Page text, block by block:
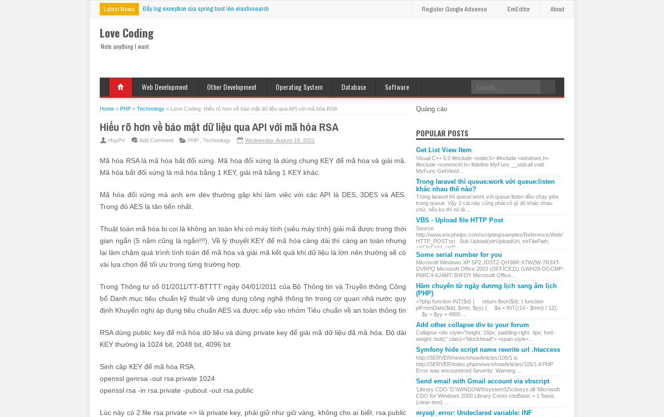
Latest News Đẩy log exception của spring boot lên elasticsearch About
EmEditor
Register Google Adsense
Love Coding
Note anything I want
Web Development
HTML
Javascript
jQuery
CSS
PHP
Other Development
Desktop Java
Mobile J2ME
VBS
Operating System
Windows
Linux
Database
MySQL
Oracle
Software
Home » PHP » Technology » Love Coding: Hiểu rõ hơn về bảo mật dữ liệu qua API với mã hóa RSA
Hiểu rõ hơn về bảo mật dữ liệu qua API với mã hóa RSA
HuyPV Add Comment PHP Technology Wednesday, August 18, 2021
Mã hóa RSA là mã hóa bất đối xứng. Mã hóa đối xứng là dùng chung KEY để mã hóa và giải mã.
Mã hóa bất đối xứng là mã hóa bằng 1 KEY, giải mã bằng 1 KEY khác.
Mã hóa đối xứng mà anh em dev thường gặp khi làm việc với các API là DES, 3DES và AES.
Trong đó AES là tân tiến nhất.
Thuật toán mã hóa bị coi là không an toàn khi có máy tính (siêu máy tính) giải mã được trong thời
gian ngắn (5 năm cũng là ngắn!!!). Về lý thuyết KEY để mã hóa càng dài thì càng an toàn nhưng
lại làm chậm quá trình tính toán để mã hóa và giải mã kết quả khi dữ liệu là lớn nên thường sẽ có
vài lựa chọn để tối ưu trong từng trường hợp.
Trong Thông tư số 01/2011/TT-BTTTT ngày 04/01/2011 của Bộ Thông tin và Truyền thông Công
bố Danh mục tiêu chuẩn kỹ thuật về ứng dụng công nghệ thông tin trong cơ quan nhà nước quy
định Khuyến nghị áp dụng tiêu chuẩn AES và được xếp vào nhóm Tiêu chuẩn về an toàn thông tin
RSA dùng public key để mã hóa dữ liệu và dùng private key để giải mã dữ liệu đã mã hóa. Độ dài
KEY thường là 1024 bit, 2048 bit, 4096 bit
Sinh cặp KEY để mã hóa RSA:
openssl genrsa -out rsa.private 1024
openssl rsa -in rsa.private -pubout -out rsa.public
Lúc này có 2 file rsa.private => là private key, phải giữ như giữ vàng, không cho ai biết. rsa.public
Quảng cáo
POPULAR POSTS
Get List View Item
Visual C++ 6.0 #include <stdio.h> #include <windows.h>
#include <commctrl.h> #define MyFunc __stdcall void
MyFunc GetViewI...
Trong laravel thì queue:work với queue:listen
khác nhau thế nào?
Trong laravel thì queue:work với queue:listen đều chạy jobs
trong queue. Vậy 2 cái này cũng phải có gì đó khác nhau
chứ, nếu ko thì nó là ...
VBS - Upload file HTTP Post
Source:
http://www.ericphelps.com/scripting/samples/Reference/Web/
HTTP_POST.txt Sub Upload(strUploadUrl, strFilePath,
strFileField, strD...
Some serial number for you
Microsoft Windows XP SP2 JD3T2-QH36R-X7W2W-7R3XT-
DVRPQ Microsoft Office 2003 (OFFICE11) GWH28-DGCMP-
P6RC4-6J4MT-3HFDY Microsoft Office...
Hàm chuyển từ ngày dương lịch sang âm lịch
(PHP)
<?php function INT($d) { return floor($d); } function
jdFromDate($dd, $mm, $yy) { $a = INT((14 - $mm) / 12);
$y = $yy + 4800 ...
Add other collapse div to your forum
Collapse <div style="height: 16px; padding-right: 4px; font-
weight: bold;" class="blockhead"> <span style=...
Symfony hide script name rewrite url .htaccess
http://SERVER/news/showArticles/105/1 is
http://SERVER/index.php/news/showArticles/105/1 A PHP
Error was encountered Severity: Warning ...
Send email with Gmail account via vbscript
'Library CDO 'D:\WINDOWS\system32\cdosys.dll 'Microsoft
CDO for Windows 2000 Library Const cdoBasic = 1 'basic
(clear-text) ...
mysql_error: Undeclared variable: INF